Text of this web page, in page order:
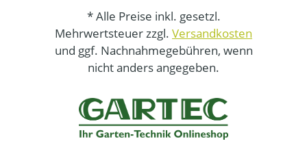
* Alle Preise inkl. gesetzl.
Mehrwertsteuer zzgl. Versandkosten
und ggf. Nachnahmegebühren, wenn
nicht anders angegeben.